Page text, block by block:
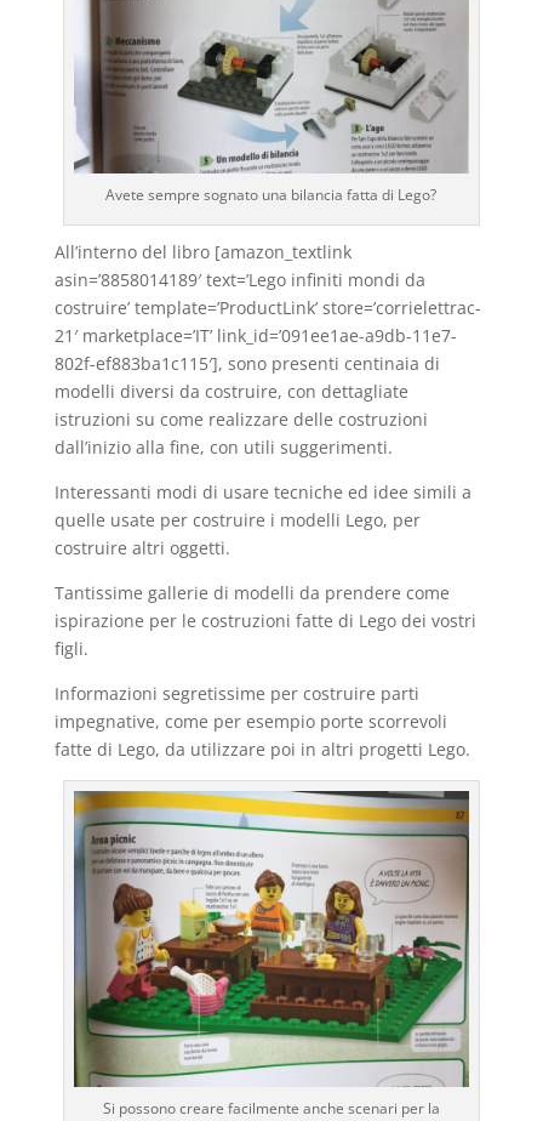
Avete sempre sognato una bilancia fatta di Lego?
All’interno del libro [amazon_textlink
asin=’8858014189′ text=’Lego infiniti mondi da
costruire’ template=’ProductLink’ store=’corrielettrac-
21′ marketplace=’IT’ link_id=’091ee1ae-a9db-11e7-
802f-ef883ba1c115′], sono presenti centinaia di
modelli diversi da costruire, con dettagliate
istruzioni su come realizzare delle costruzioni
dall’inizio alla fine, con utili suggerimenti.
Interessanti modi di usare tecniche ed idee simili a
quelle usate per costruire i modelli Lego, per
costruire altri oggetti.
Tantissime gallerie di modelli da prendere come
ispirazione per le costruzioni fatte di Lego dei vostri
figli.
Informazioni segretissime per costruire parti
impegnative, come per esempio porte scorrevoli
fatte di Lego, da utilizzare poi in altri progetti Lego.
Si possono creare facilmente anche scenari per la